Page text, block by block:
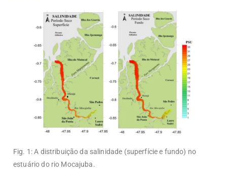
Fig. 1: A distribuição da salinidade (superfície e fundo) no
estuário do rio Mocajuba.